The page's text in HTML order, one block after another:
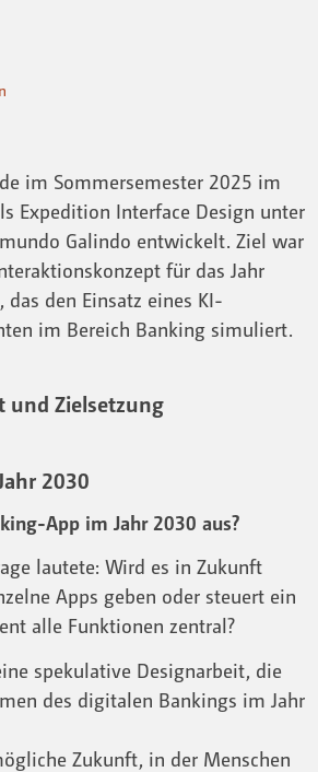
im Sommersemester 2025 im
Expedition Interface Design unter
Galindo entwickelt. Ziel war
für das Jahr
den Einsatz eines KI-
im Bereich Banking simuliert.
und Zielsetzung
2030
App im Jahr 2030 aus?
lautete: Wird es in Zukunft
Apps geben oder steuert ein
alle Funktionen zentral?
spekulative Designarbeit, die
des digitalen Bankings im Jahr
Zukunft, in der Menschen